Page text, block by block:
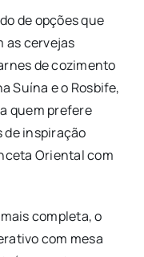
de opções que
as cervejas
de cozimento
Suína e o Rosbife,
quem prefere
de inspiração
Oriental com
completa, o
com mesa